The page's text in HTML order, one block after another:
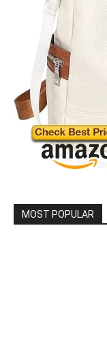
MOST POPULAR